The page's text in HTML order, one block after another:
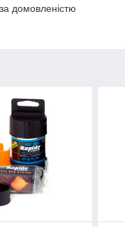
домовленістю